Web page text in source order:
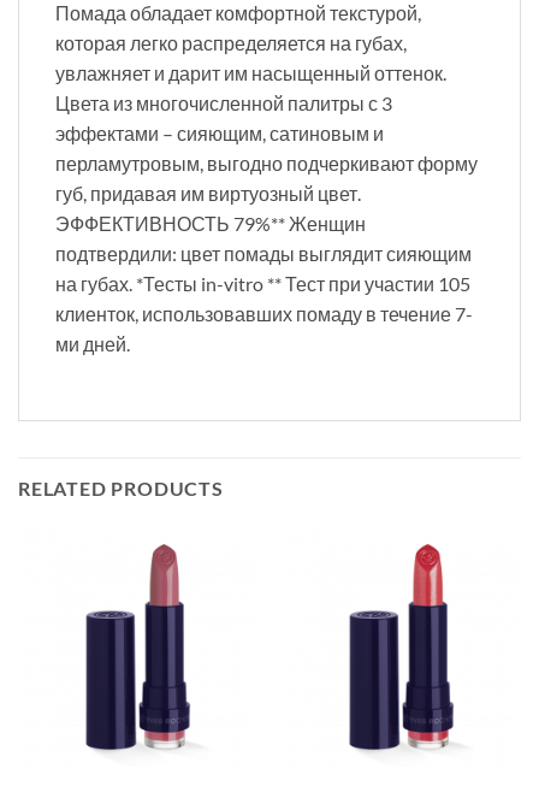
Помада обладает комфортной текстурой,
которая легко распределяется на губах,
увлажняет и дарит им насыщенный оттенок.
Цвета из многочисленной палитры с 3
эффектами – сияющим, сатиновым и
перламутровым, выгодно подчеркивают форму
губ, придавая им виртуозный цвет.
ЭФФЕКТИВНОСТЬ 79%** Женщин
подтвердили: цвет помады выглядит сияющим
на губах. *Тесты in-vitro ** Тест при участии 105
клиенток, использовавших помаду в течение 7-
ми дней.
RELATED PRODUCTS